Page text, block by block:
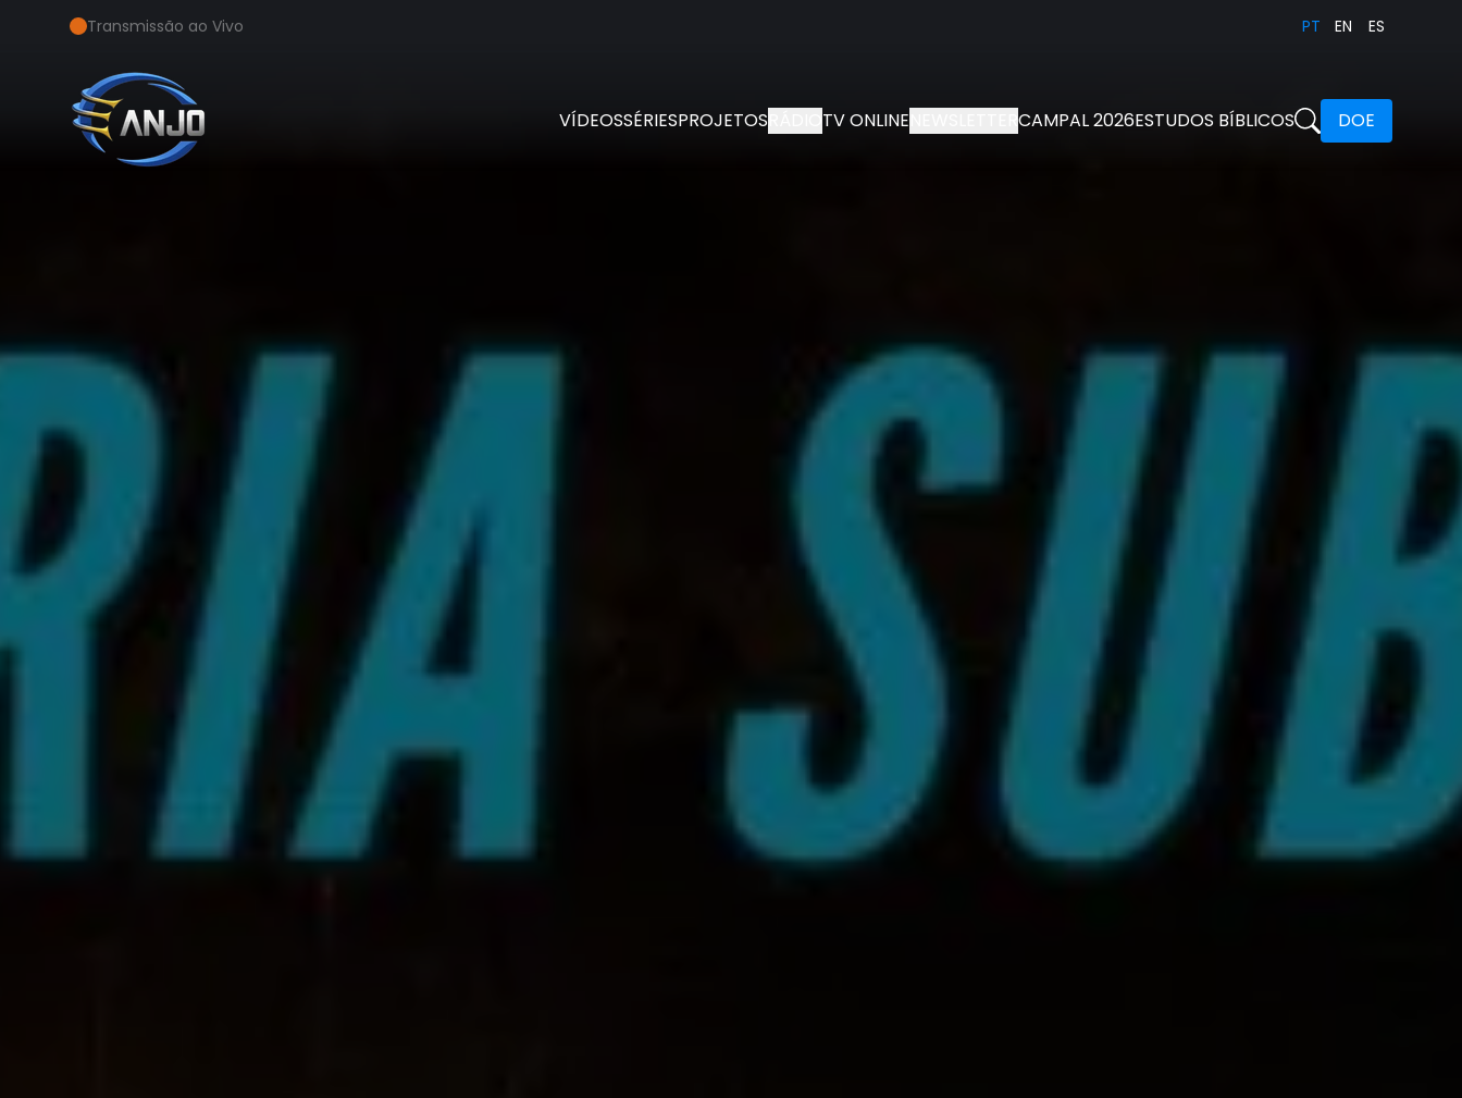
Transmissão ao Vivo PT EN ES
VÍDEOSSÉRIESPROJETOS TV ONLINE CAMPAL 2026ESTUDOS BÍBLICOS DOE